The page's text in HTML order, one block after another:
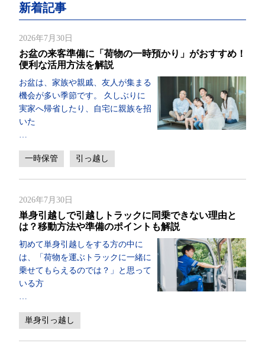
新着記事
2026年7月30日
お盆の来客準備に「荷物の一時預かり」がおすすめ！
便利な活用方法を解説
お盆は、家族や親戚、友人が集まる
機会が多い季節です。 久しぶりに
実家へ帰省したり、自宅に親族を招
いた
一時保管 引っ越し
2026年7月30日
単身引越しで引越しトラックに同乗できない理由と
は？移動方法や準備のポイントも解説
初めて単身引越しをする方の中に
は、「荷物を運ぶトラックに一緒に
乗せてもらえるのでは？」と思って
いる方
単身引っ越し